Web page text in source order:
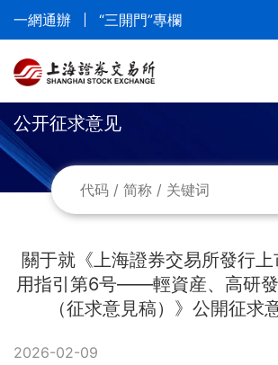
一網通辦 “三開門”專欄
返回
法律法規
本所業務規則
公开征求意见
關于就《上海證券交易所發行
用指引第6号——輕資産、高研
（征求意見稿）》公開征求
2026-02-09